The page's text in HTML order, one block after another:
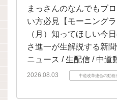
まっさんのなんでもブ
い方必見【モーニング
（月）知ってほしい今
さ進一が生解説する新
ニュース / 生配信 / 中道
2026.08.03 中道改革連合の動画